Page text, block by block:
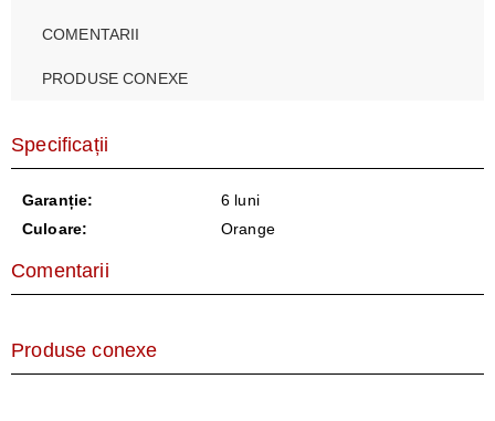
COMENTARII
PRODUSE CONEXE
Specificații
Garanție:
6 luni
Culoare:
Orange
Comentarii
Produse conexe